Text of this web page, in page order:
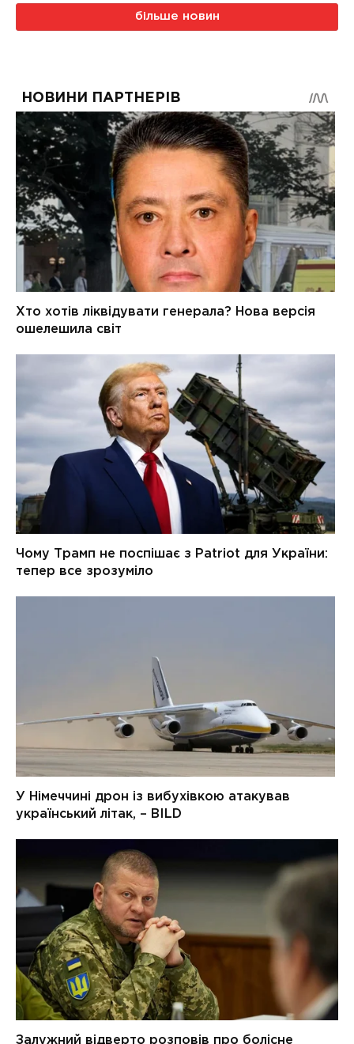
більше новин